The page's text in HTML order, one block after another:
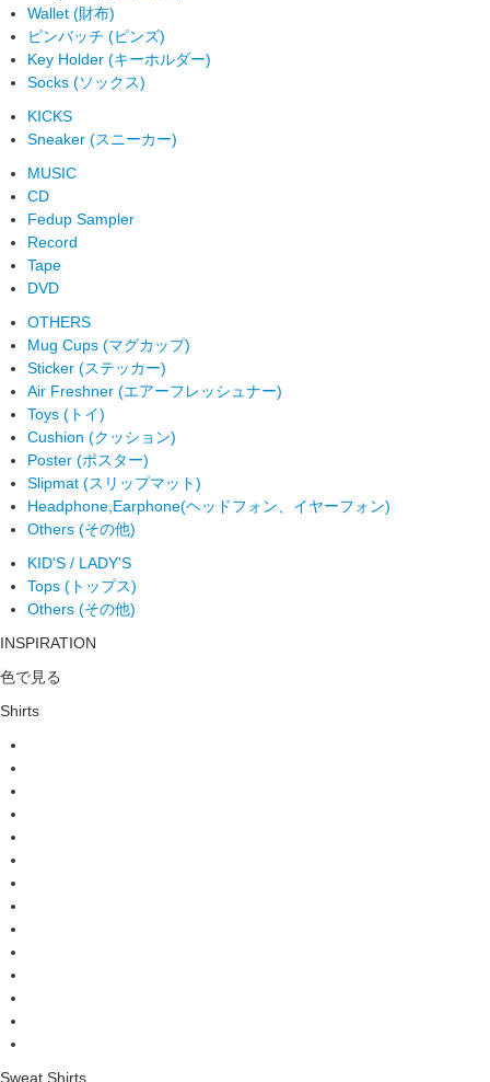
Wallet (財布)
ピンバッチ (ピンズ)
Key Holder (キーホルダー)
Socks (ソックス)
KICKS
Sneaker (スニーカー)
MUSIC
CD
Fedup Sampler
Record
Tape
DVD
OTHERS
Mug Cups (マグカップ)
Sticker (ステッカー)
Air Freshner (エアーフレッシュナー)
Toys (トイ)
Cushion (クッション)
Poster (ポスター)
Slipmat (スリップマット)
Headphone,Earphone(ヘッドフォン、イヤーフォン)
Others (その他)
KID'S / LADY'S
Tops (トップス)
Others (その他)
INSPIRATION
色で見る
Shirts
Sweat Shirts